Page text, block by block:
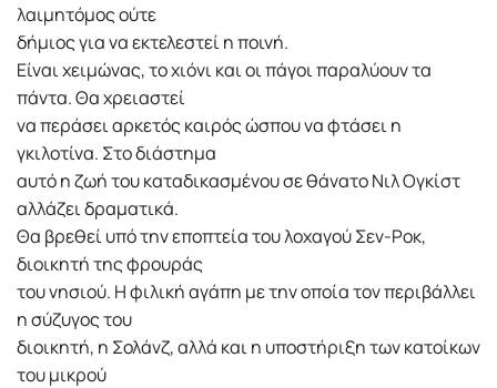
λαιμητόμος ούτε
δήμιος για να εκτελεστεί η ποινή.
Είναι χειμώνας, το χιόνι και οι πάγοι παραλύουν τα
πάντα. Θα χρειαστεί
να περάσει αρκετός καιρός ώσπου να φτάσει η
γκιλοτίνα. Στο διάστημα
αυτό η ζωή του καταδικασμένου σε θάνατο Νιλ Ογκίστ
αλλάζει δραματικά.
Θα βρεθεί υπό την εποπτεία του λοχαγού Σεν-Ροκ,
διοικητή της φρουράς
του νησιού. Η φιλική αγάπη με την οποία τον περιβάλλει
η σύζυγος του
διοικητή, η Σολάνζ, αλλά και η υποστήριξη των κατοίκων
του μικρού